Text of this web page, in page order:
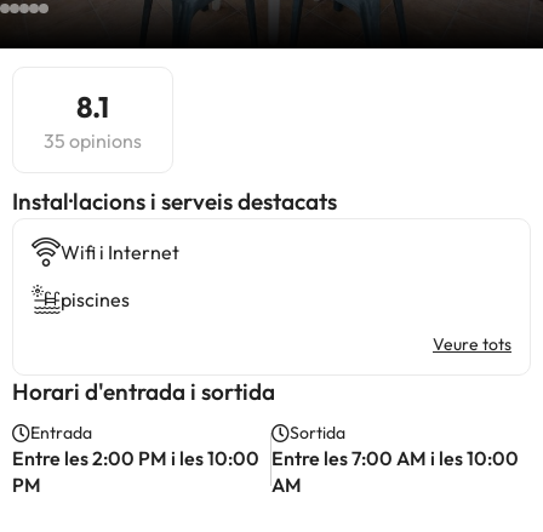
8.1
35 opinions
Instal·lacions i serveis destacats
Wifi i Internet
piscines
Veure tots
Horari d'entrada i sortida
Entrada
Entre les 2:00 PM i les 10:00
PM
Sortida
Entre les 7:00 AM i les 10:00
AM